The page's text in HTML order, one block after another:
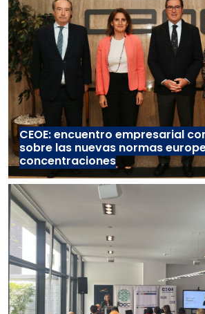
CEOE: encuentro empresarial
sobre las nuevas normas
concentraciones